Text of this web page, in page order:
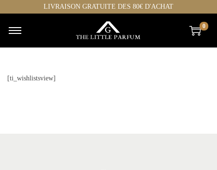
LIVRAISON GRATUITE DES 80€ D'ACHAT
0
[ti_wishlistsview]